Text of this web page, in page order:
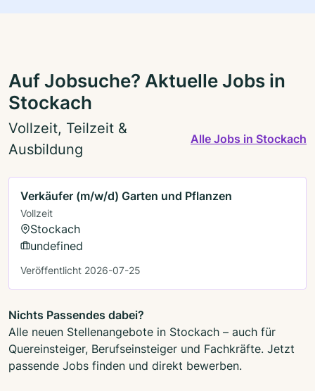
Auf Jobsuche? Aktuelle Jobs in
Stockach
Vollzeit, Teilzeit &
Ausbildung
Alle Jobs in Stockach
Verkäufer (m/w/d) Garten und Pflanzen
Vollzeit
Stockach
undefined
Veröffentlicht 2026-07-25
Nichts Passendes dabei?
Alle neuen Stellenangebote in Stockach – auch für
Quereinsteiger, Berufseinsteiger und Fachkräfte. Jetzt
passende Jobs finden und direkt bewerben.